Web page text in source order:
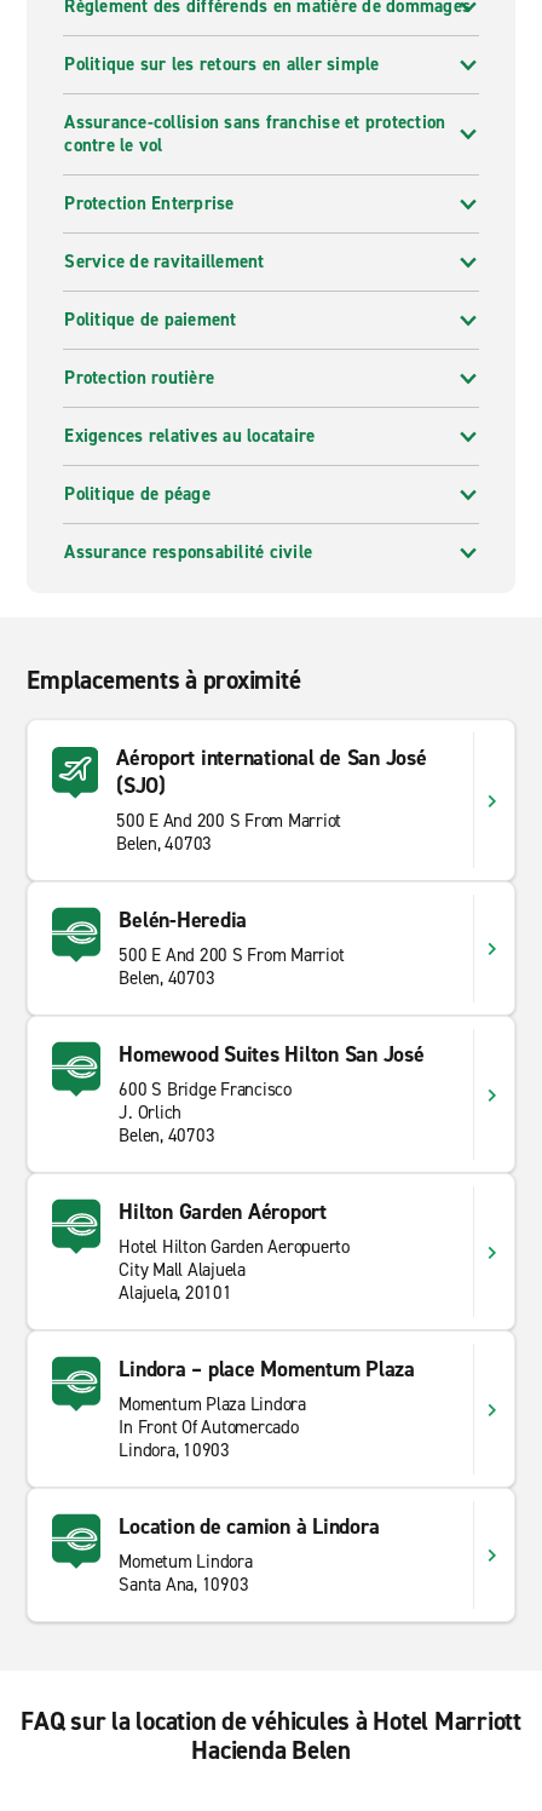
Règlement des différends en matière de dommages
Politique sur les retours en aller simple
Assurance-collision sans franchise et protection
contre le vol
Protection Enterprise
Service de ravitaillement
Politique de paiement
Protection routière
Exigences relatives au locataire
Politique de péage
Assurance responsabilité civile
Emplacements à proximité
Aéroport international de San José
(SJO)
500 E And 200 S From Marriot
Belen, 40703
Belén-Heredia
500 E And 200 S From Marriot
Belen, 40703
Homewood Suites Hilton San José
600 S Bridge Francisco
J. Orlich
Belen, 40703
Hilton Garden Aéroport
Hotel Hilton Garden Aeropuerto
City Mall Alajuela
Alajuela, 20101
Lindora – place Momentum Plaza
Momentum Plaza Lindora
In Front Of Automercado
Lindora, 10903
Location de camion à Lindora
Mometum Lindora
Santa Ana, 10903
FAQ sur la location de véhicules à Hotel Marriott
Hacienda Belen